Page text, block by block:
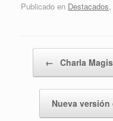
Publicado en Destacados,
← Charla
Nueva